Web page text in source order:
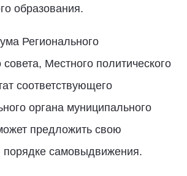
образования.
Регионального
совета, Местного политического
соответствующего
органа муниципального
предложить свою
порядке самовыдвижения.